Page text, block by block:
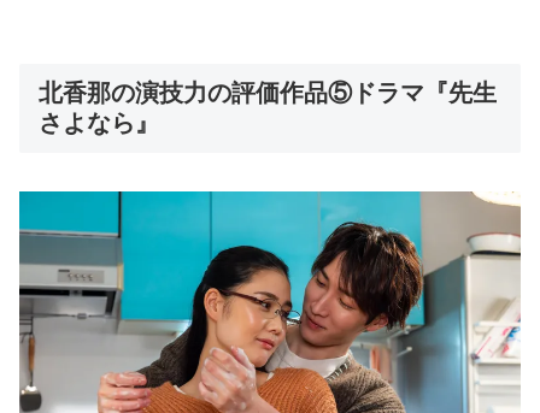
北香那の演技力の評価作品⑤ドラマ『先生
さよなら』